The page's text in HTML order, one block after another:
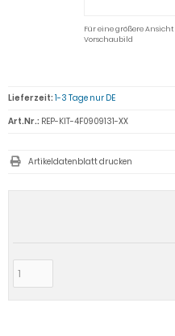
Für eine größere
Vorschaubild
Lieferzeit: 1-3 Tage nur DE
Art.Nr.: REP-KIT-4F0909131-XX
Artikeldatenblatt drucken